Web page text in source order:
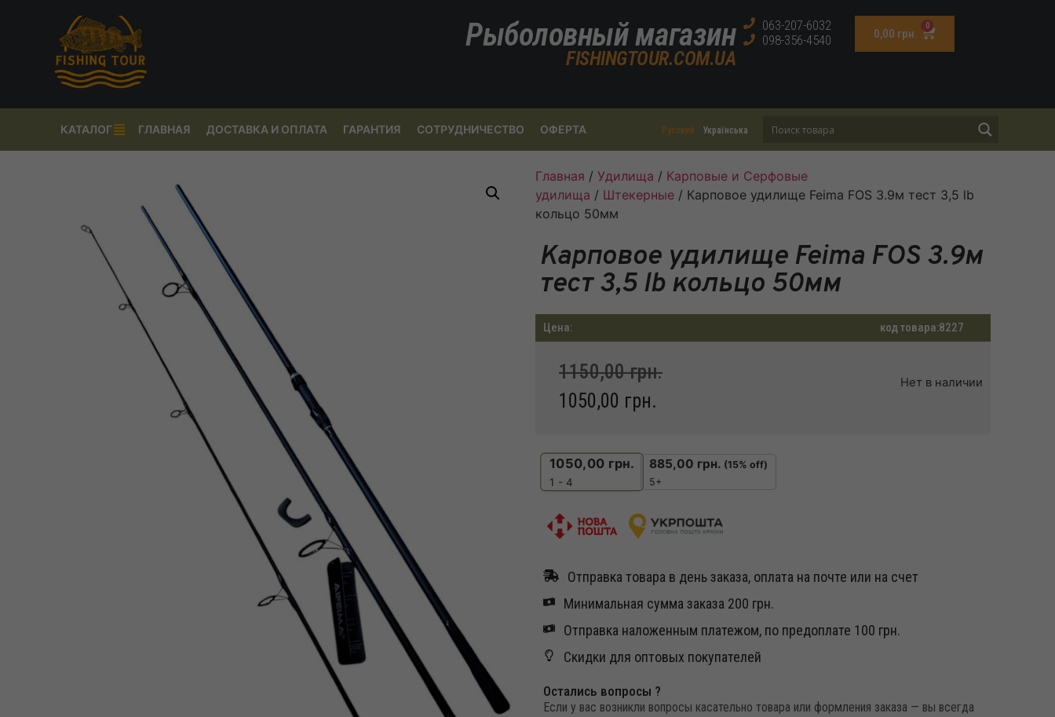
Рыболовный магазин
FISHINGTOUR.COM.UA
063-207-6032
098-356-4540
0,00 грн.
0
Русский Українська
КАТАЛОГ ГЛАВНАЯ ДОСТАВКА И ОПЛАТА ГАРАНТИЯ СОТРУДНИЧЕСТВО ОФЕРТА
Главная / Удилища / Карповые и Серфовые
удилища / Штекерные / Карповое удилище Feima FOS 3.9м тест 3,5 lb
кольцо 50мм
Карповое удилище Feima FOS 3.9м
тест 3,5 lb кольцо 50мм
Цена: код товара:8227
1150,00грн.
1050,00 грн.
Нет в наличии
1050,00 грн.
1 - 4
885,00 грн. (15% off)
5+
Отправка товара в день заказа, оплата на почте или на счет
Минимальная сумма заказа 200 грн.
Отправка наложенным платежом, по предоплате 100 грн.
Скидки для оптовых покупателей
Остались вопросы ?
Если у вас возникли вопросы касательно товара или формления заказа — вы всегда